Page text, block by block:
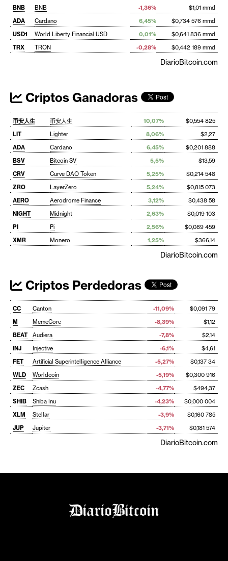
BNB BNB -1,36%
$1,01 mmd
ADA
Cardano 6,45%
$0,734 576 mmd
USD1
World Liberty Financial USD 0,01%
$0,641 836 mmd
TRX
TRON -0,28% $0,442 189 mmd
DiarioBitcoin.com
Criptos Ganadoras
币安人生 币安人生 10,07%
$0,554 825
LIT
Lighter 8,06%
$2,27
ADA
Cardano 6,45%
$0,201 888
BSV
Bitcoin SV 5,5%
$13,59
CRV
Curve DAO Token 5,25%
$0,214 548
ZRO
LayerZero 5,24%
$0,815 073
AERO
Aerodrome Finance 3,12%
$0,438 58
NIGHT
Midnight 2,63%
$0,019 103
PI
Pi 2,56%
$0,089 459
XMR
Monero 1,25% $366,14
DiarioBitcoin.com
Criptos Perdedoras
CC Canton -11,09%
$0,091 79
M
MemeCore -8,39%
$1,12
BEAT
Audiera -7,8%
$2,14
INJ
Injective -6,1%
$4,61
FET
Artificial Superintelligence Alliance -5,27%
$0,137 34
WLD
Worldcoin -5,19%
$0,300 916
ZEC
Zcash -4,77%
$494,37
SHIB
Shiba Inu -4,23%
$0,000 004
XLM
Stellar -3,9%
$0,160 785
JUP
Jupiter -3,71% $0,181 574
DiarioBitcoin.com